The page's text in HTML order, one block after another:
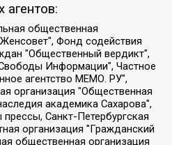
агентов:
Автономная некоммерческая организация по защите прав человека и информированию населения "Якутия – Наше Мнение", Общество с ограниченной ответственностью "Москоу диджитал медиа", с 26.01.2023 Общество с ограниченной ответственностью "Чайка Белые сады", Ветошкина Валерия Валерьевна, Заговора Максим Александрович, Межрегиональное общественное движение "Российская ЛГБТ - сеть", Оленичев Максим Владимирович, Павлов Иван Юрьевич, Скворцова Елена Сергеевна, Общество с ограниченной ответственностью "Как бы инагент", Кочетков Игорь Викторович, Общество с ограниченной ответственностью "Честные выборы", Еланчик Олег Александрович, Общество с ограниченной ответственностью "Нобелевский призыв", Гималова Регина Эмилевна, Григорьев Андрей Валерьевич, Григорьева Алина Александровна, Ассоциация по содействию защите прав призывников, альтернативнослужащих и военнослужащих "Правозащитная группа "Гражданин.Армия.Право", Хисамова Регина Фаритовна, Автономная некоммерческая организация по реализации социально-правовых программ "Лилит", Дальневосточное общественное движение "Маяк", Санкт-Петербургская ЛГБТ-инициативная группа "Выход", Инициативная группа ЛГБТ+ "Реверс", Алексеев Андрей Викторович, Бекбулатова Таисия Львовна, Беляев Иван Михайлович, Владыкина Елена Сергеевна, Гельман Марат Александрович, Никульшина Вероника Юрьевна, Толоконникова Надежда Андреевна, Шендерович Виктор Анатольевич, Общество с ограниченной ответственностью "Данное сообщение", Общество с ограниченной ответственностью Издательский дом "Новая глава", Айнбиндер Александра Александровна, Московский комьюнити-центр для ЛГБТ+инициатив, Благотворительный фонд развития филантропии, Deutsche Welle (Германия, Kurt-Schumacher-Strasse 3, 53113 Bonn), Борзунова Мария Михайловна, Воробьев Виктор Викторович, Голубева Анна Львовна, Константинова Алла Михайловна, Малкова Ирина Владимировна, Мурадов Мурад Абдулгалимович, Осетинская Елизавета Николаевна, Понасенков Евгений Николаевич, Ганапольский Матвей Юрьевич, Киселев Евгений Алексеевич, Борухович Ирина Григорьевна, Дремин Иван Тимофеевич, Дубровский Дмитрий Викторович, Красноярская региональная общественная организация поддержки и развития альтернативных образовательных технологий и межкультурных коммуникаций "ИНТЕРРА", Маяковская Екатерина Алексеевна, Фейгин Марк Захарович, Филимонов Андрей Викторович, Дзугкоева Регина Николаевна, Доброхотов Роман Александрович, Дудь Юрий Александрович, Елкин Сергей Владимирович, Кругликов Кирилл Игоревич, Сабунаева Мария Леонидовна, Семенов Алексей Владимирович, Шаинян Карен Багратович, Шульман Екатерина Михайловна, Асафьев Артур Валерьевич, Вахштайн Виктор Семенович, Венедиктов Алексей Алексеевич, Лушникова Екатерина Евгеньевна, Волков Леонид Михайлович, Невзоров Александр Глебович, Пархоменко Сергей Борисович, Сироткин Ярослав Николаевич, Кара-Мурза Владимир Владимирович, Баранова Наталья Владимировна, Гозман Леонид Яковлевич, Кагарлицкий Борис Юльевич, Климарев Михаил Валерьевич, Милов Владимир Станиславович, Автономная некоммерческая организация Краснодарский центр современного искусства "Типография", Моргенштерн Алишер Тагирович, Соболь Любовь Эдуардовна, Общество с ограниченной ответственностью "ЛИЗА НОРМ", Каспаров Гарри Кимович, Ходорковский Михаил Борисович, Общество с ограниченной ответственностью "Апрельские тезисы", Данилович Ирина Брониславовна, Кашин Олег Владимирович, Петров Николай Владимирович, Пивоваров Алексей Владимирович, Соколов Михаил Владимирович, Цветкова Юлия Владимировна, Чичваркин Евгений Александрович, Комитет против пыток/Команда против пыток, Общество с ограниченной ответственностью "Первый научный", Общество с ограниченной ответственностью "Вертолет и ко", Белоцерковская Вероника Борисовна, Кац Максим Евгеньевич, Лазарева Татьяна Юрьевна, Шаведдинов Руслан Табризович, Яшин Илья Валерьевич, Общество с ограниченной ответственностью "Иноагент ААВ", Алешковский Дмитрий Петрович, Альбац Евгения Марковна, Быков Дмитрий Львович, Галямина Юлия Евгеньевна, Лойко Сергей Леонидович, Мартынов Кирилл Константинович, Медведев Сергей Александрович, Крашенинников Федор Геннадиевич, Гордеева Катерина Вл